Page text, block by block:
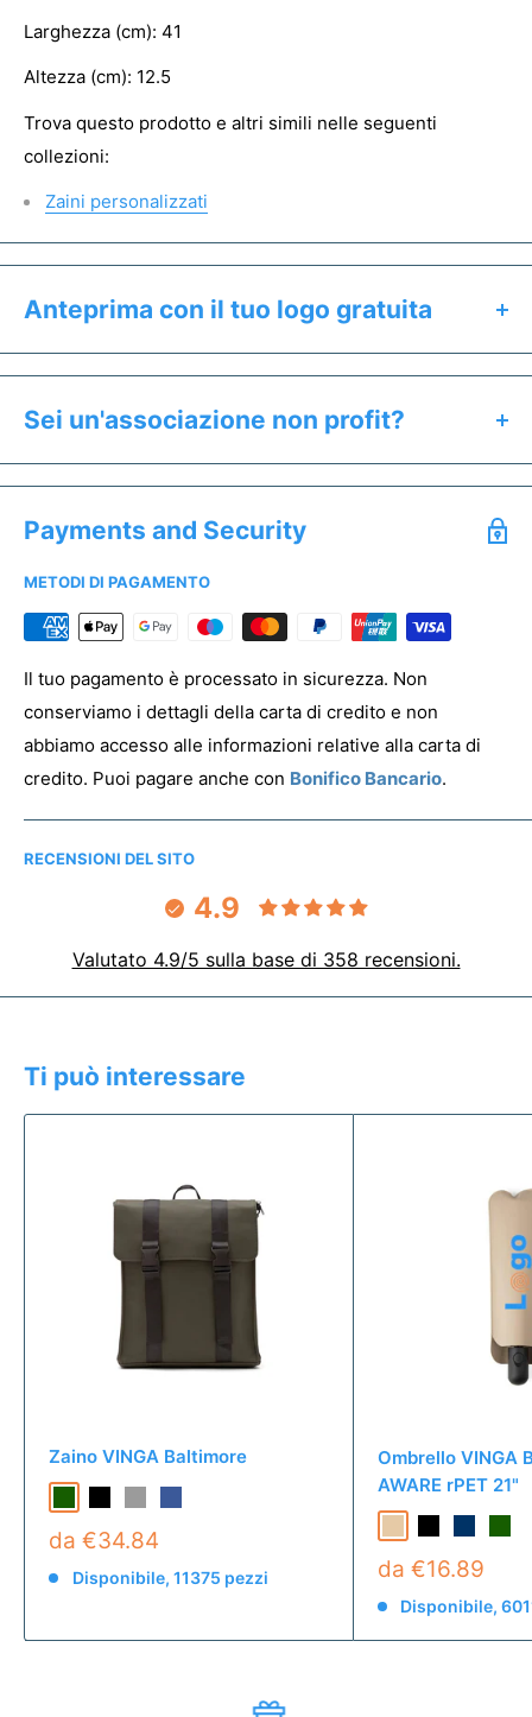
Larghezza (cm): 41
Altezza (cm): 12.5
Trova questo prodotto e altri simili nelle seguenti
collezioni:
Zaini personalizzati
Anteprima con il tuo logo gratuita
Clicca il pulsante "Preventivo & Anteprima" per:
Calcolare il prezzo esatto del prodotto
Salvare un preventivo
Acquistare campioni senza stampa
Sei un'associazione non profit?
Se sei un'associazione non profit hai diritto a prezzi
Terzo Settore.
Per registrare la tua associazione clicca
Payments and Security
METODI DI PAGAMENTO
Il tuo pagamento è processato in sicurezza. Non
conserviamo i dettagli della carta di credito e non
abbiamo accesso alle informazioni relative alla carta di
credito. Puoi pagare anche con Bonifico Bancario.
RECENSIONI DEL SITO
4.9
Valutato 4.9/5 sulla base di 358 recensioni.
Ti può interessare
Zaino VINGA Baltimore
da €34.84
Disponibile, 11375 pezzi
Ombrello VINGA
AWARE rPET 21"
da €16.89
Disponibile,